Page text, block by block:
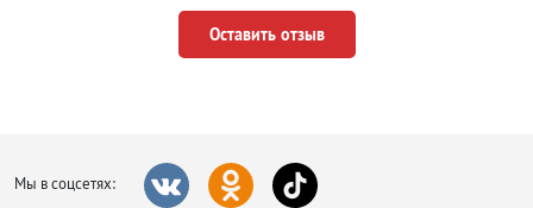
Оставить отзыв
Мы в соцсетях: